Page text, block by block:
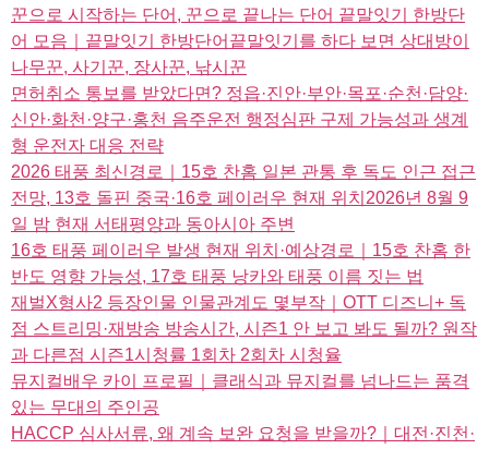
꾼으로 시작하는 단어, 꾼으로 끝나는 단어 끝말잇기 한방단
어 모음｜끝말잇기 한방단어끝말잇기를 하다 보면 상대방이
나무꾼, 사기꾼, 장사꾼, 낚시꾼
면허취소 통보를 받았다면? 정읍·진안·부안·목포·순천·담양·
신안·화천·양구·홍천 음주운전 행정심판 구제 가능성과 생계
형 운전자 대응 전략
2026 태풍 최신경로｜15호 찬홈 일본 관통 후 독도 인근 접근
전망, 13호 돌핀 중국·16호 페이러우 현재 위치2026년 8월 9
일 밤 현재 서태평양과 동아시아 주변
16호 태풍 페이러우 발생 현재 위치·예상경로｜15호 찬홈 한
반도 영향 가능성, 17호 태풍 낭카와 태풍 이름 짓는 법
재벌X형사2 등장인물 인물관계도 몇부작｜OTT 디즈니+ 독
점 스트리밍·재방송 방송시간, 시즌1 안 보고 봐도 될까? 원작
과 다른점 시즌1시청률 1회차 2회차 시청율
뮤지컬배우 카이 프로필｜클래식과 뮤지컬를 넘나드는 품격
있는 무대의 주인공
HACCP 심사서류, 왜 계속 보완 요청을 받을까?｜대전·진천·